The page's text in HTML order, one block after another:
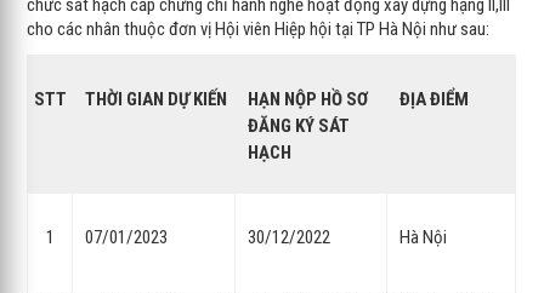
chức sát hạch cấp chứng chỉ hành nghề hoạt động xây dựng hạng II,III
cho các nhân thuộc đơn vị Hội viên Hiệp hội tại TP Hà Nội như sau:
STT THỜI GIAN DỰ KIẾN
HẠN NỘP HỒ SƠ
ĐĂNG KÝ SÁT
HẠCH
ĐỊA ĐIỂM
1 07/01/2023 30/12/2022 Hà Nội